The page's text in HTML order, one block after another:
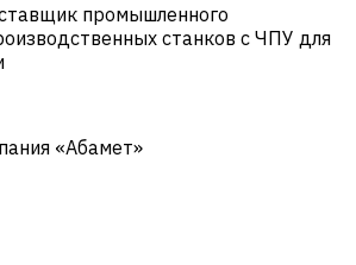
промышленного
станков с ЧПУ для
«Абамет»